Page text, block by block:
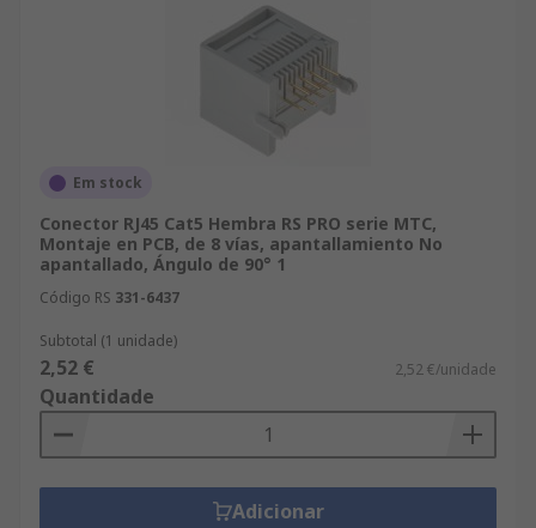
Em stock
Conector RJ45 Cat5 Hembra RS PRO serie MTC,
Montaje en PCB, de 8 vías, apantallamiento No
apantallado, Ángulo de 90° 1
Código RS 331-6437
Subtotal (1 unidade)
2,52 € 2,52 €/unidade
Quantidade
Adicionar